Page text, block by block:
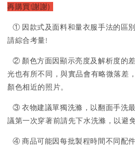
再購買!謝謝)
① 因款式及面料和量衣服手法的區
請綜合考量!
② 顏色方面因顯示亮度及解析度的
光也有所不同，與實品會有略微落差
顏色相近的照片。
③ 衣物建議單獨洗滌，以翻面手洗
議第一次穿著前請先下水洗滌，以避
④ 商品可能因每批製程時間不同配